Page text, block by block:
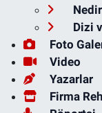
Dizi
Foto
Video
Yazarlar
Firma